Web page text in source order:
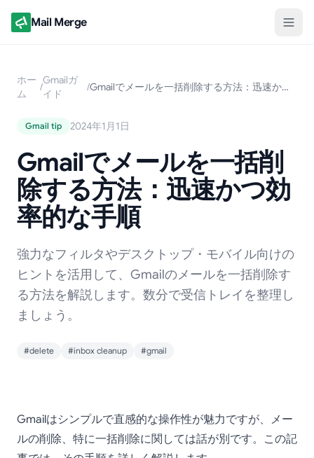
Mail Merge
ホー
ム
/
Gmailガ
イド
/ Gmailでメールを一括削除する方法：迅速かつ効率的な手順
Gmail tip 2024年1月1日
Gmailでメールを一括削
除する方法：迅速かつ効
率的な手順
強力なフィルタやデスクトップ・モバイル向けの
ヒントを活用して、Gmailのメールを一括削除す
る方法を解説します。数分で受信トレイを整理し
ましょう。
#delete #inbox cleanup #gmail
Gmailでメールを一括削
除する方法：迅速かつ効
Gmailはシンプルで直感的な操作性が魅力ですが、メー
ルの削除、特に一括削除に関しては話が別です。この記